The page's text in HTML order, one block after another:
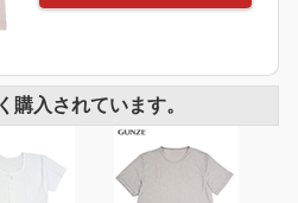
購入されています。